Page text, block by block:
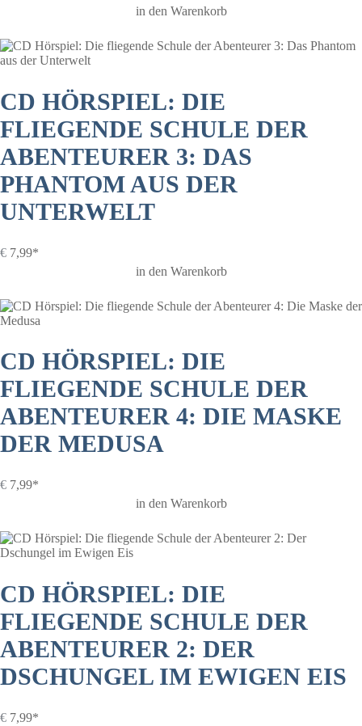
in den Warenkorb
CD HÖRSPIEL: DIE
FLIEGENDE SCHULE DER
ABENTEURER 3: DAS
PHANTOM AUS DER
UNTERWELT
€ 7,99*
in den Warenkorb
CD HÖRSPIEL: DIE
FLIEGENDE SCHULE DER
ABENTEURER 4: DIE MASKE
DER MEDUSA
€ 7,99*
in den Warenkorb
CD HÖRSPIEL: DIE
FLIEGENDE SCHULE DER
ABENTEURER 2: DER
DSCHUNGEL IM EWIGEN EIS
€ 7,99*